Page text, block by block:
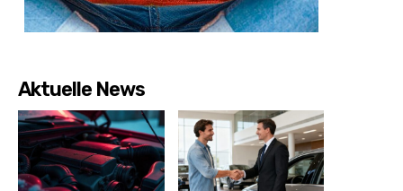
Aktuelle News